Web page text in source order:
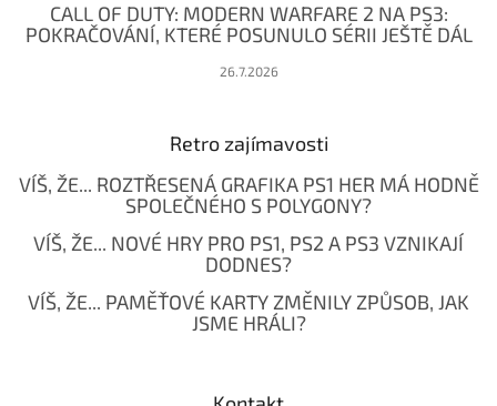
CALL OF DUTY: MODERN WARFARE 2 NA PS3:
POKRAČOVÁNÍ, KTERÉ POSUNULO SÉRII JEŠTĚ DÁL
26.7.2026
Retro zajímavosti
VÍŠ, ŽE... ROZTŘESENÁ GRAFIKA PS1 HER MÁ HODNĚ
SPOLEČNÉHO S POLYGONY?
VÍŠ, ŽE... NOVÉ HRY PRO PS1, PS2 A PS3 VZNIKAJÍ
DODNES?
VÍŠ, ŽE... PAMĚŤOVÉ KARTY ZMĚNILY ZPŮSOB, JAK
JSME HRÁLI?